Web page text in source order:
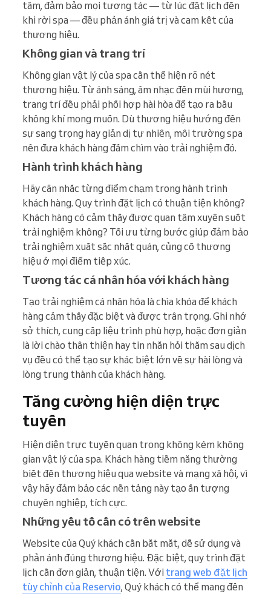
tâm, đảm bảo mọi tương tác — từ lúc đặt lịch đến
khi rời spa — đều phản ánh giá trị và cam kết của
thương hiệu.
Không gian và trang trí
Không gian vật lý của spa cần thể hiện rõ nét
thương hiệu. Từ ánh sáng, âm nhạc đến mùi hương,
trang trí đều phải phối hợp hài hòa để tạo ra bầu
không khí mong muốn. Dù thương hiệu hướng đến
sự sang trọng hay giản dị tự nhiên, môi trường spa
nên đưa khách hàng đắm chìm vào trải nghiệm đó.
Hành trình khách hàng
Hãy cân nhắc từng điểm chạm trong hành trình
khách hàng. Quy trình đặt lịch có thuận tiện không?
Khách hàng có cảm thấy được quan tâm xuyên suốt
trải nghiệm không? Tối ưu từng bước giúp đảm bảo
trải nghiệm xuất sắc nhất quán, củng cố thương
hiệu ở mọi điểm tiếp xúc.
Tương tác cá nhân hóa với khách hàng
Tạo trải nghiệm cá nhân hóa là chìa khóa để khách
hàng cảm thấy đặc biệt và được trân trọng. Ghi nhớ
sở thích, cung cấp liệu trình phù hợp, hoặc đơn giản
là lời chào thân thiện hay tin nhắn hỏi thăm sau dịch
vụ đều có thể tạo sự khác biệt lớn về sự hài lòng và
lòng trung thành của khách hàng.
Tăng cường hiện diện trực
tuyến
Hiện diện trực tuyến quan trọng không kém không
gian vật lý của spa. Khách hàng tiềm năng thường
biết đến thương hiệu qua website và mạng xã hội, vì
vậy hãy đảm bảo các nền tảng này tạo ấn tượng
chuyên nghiệp, tích cực.
Những yếu tố cần có trên website
Website của Quý khách cần bắt mắt, dễ sử dụng và
phản ánh đúng thương hiệu. Đặc biệt, quy trình đặt
lịch cần đơn giản, thuận tiện. Với trang web đặt lịch
tùy chỉnh của Reservio, Quý khách có thể mang đến